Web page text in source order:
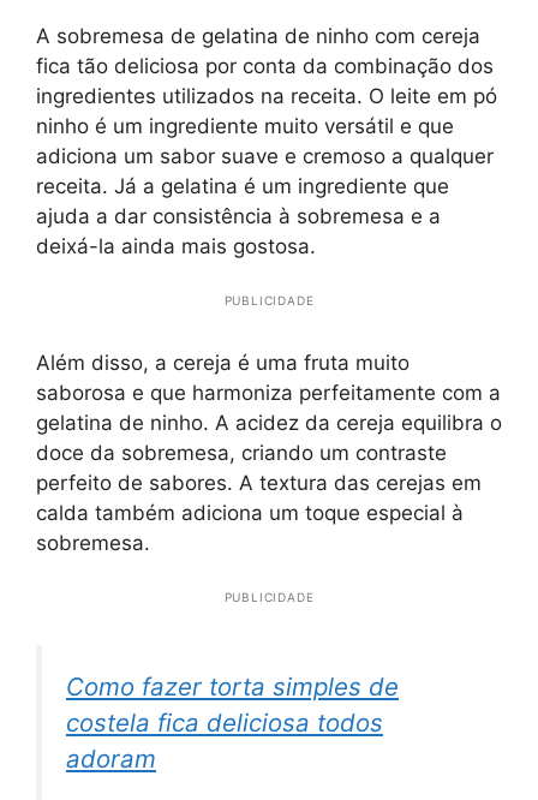
A sobremesa de gelatina de ninho com cereja
fica tão deliciosa por conta da combinação dos
ingredientes utilizados na receita. O leite em pó
ninho é um ingrediente muito versátil e que
adiciona um sabor suave e cremoso a qualquer
receita. Já a gelatina é um ingrediente que
ajuda a dar consistência à sobremesa e a
deixá-la ainda mais gostosa.
PUBLICIDADE
Além disso, a cereja é uma fruta muito
saborosa e que harmoniza perfeitamente com a
gelatina de ninho. A acidez da cereja equilibra o
doce da sobremesa, criando um contraste
perfeito de sabores. A textura das cerejas em
calda também adiciona um toque especial à
sobremesa.
PUBLICIDADE
Como fazer torta simples de
costela fica deliciosa todos
adoram